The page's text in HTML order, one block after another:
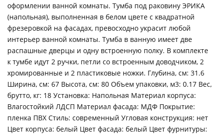
оформлении ванной комнаты. Тумба под раковину ЭРИКА
(напольная), выполненная в белом цвете с квадратной
фрезеровкой на фасадах, превосходно украсит любой
интерьер ванной комнаты. Тумба в ванную имеет две
распашные дверцы и одну встроенную полку. В комплекте
к тумбе идут 2 ручки, петли со встроенным доводчиком, 2
хромированные и 2 пластиковые ножки. Глубина, см: 31.6
Ширина, см: 67 Высота, см: 80 Объем упаковки, м3: 0.17 Вес,
брутто, кг: 18 Установка: Напольная Материал корпуса:
Влагостойкий ЛДСП Материал фасада: МДФ Покрытие:
пленка ПВХ Стиль: современный Угловая конструкция: нет
Цвет корпуса: белый Цвет фасада: белый Цвет фурнитуры: